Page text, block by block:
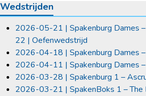
Wedstrijden
2026-05-21 | Spakenburg Dames
22 | Oefenwedstrijd
2026-04-18 | Spakenburg Dames
2026-04-11 | Spakenburg Dames
2026-03-28 | Spakenburg 1 –
2026-03-21 | SpakenBoks 1 –